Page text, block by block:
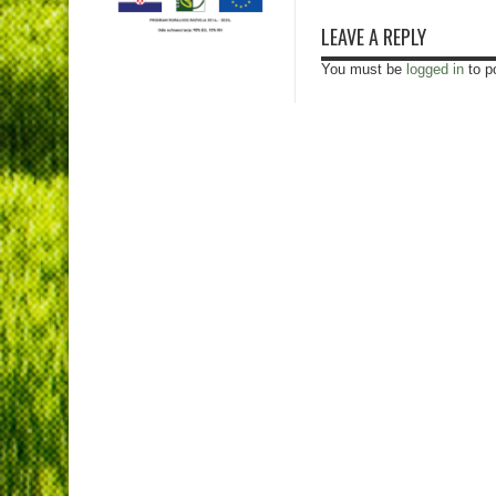
LEAVE A REPLY
You must be logged in to